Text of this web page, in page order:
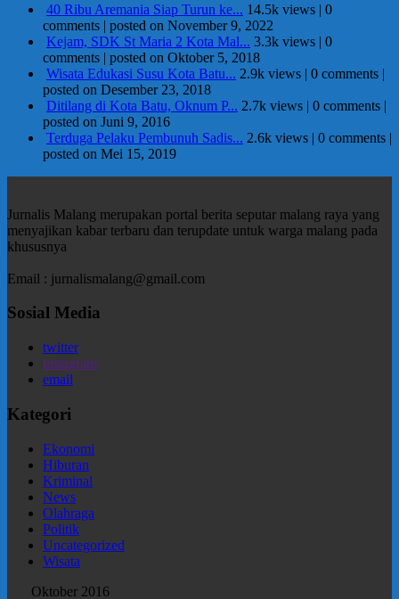
40 Ribu Aremania Siap Turun ke... 14.5k views | 0
comments | posted on November 9, 2022
Kejam, SDK St Maria 2 Kota Mal... 3.3k views | 0
comments | posted on Oktober 5, 2018
Wisata Edukasi Susu Kota Batu... 2.9k views | 0 comments |
posted on Desember 23, 2018
Ditilang di Kota Batu, Oknum P... 2.7k views | 0 comments |
posted on Juni 9, 2016
Terduga Pelaku Pembunuh Sadis... 2.6k views | 0 comments |
posted on Mei 15, 2019
Jurnalis Malang merupakan portal berita seputar malang raya yang
menyajikan kabar terbaru dan terupdate untuk warga malang pada
khususnya
Email : jurnalismalang@gmail.com
Sosial Media
twitter
instagram
email
Kategori
Ekonomi
Hiburan
Kriminal
News
Olahraga
Politik
Uncategorized
Wisata
Oktober 2016